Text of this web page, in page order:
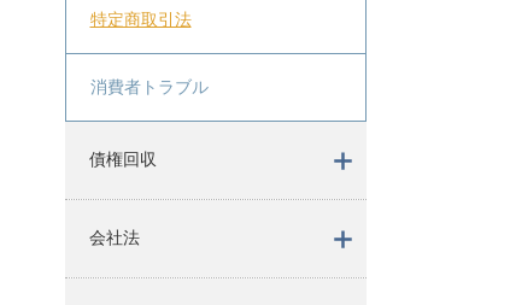
特定商取引法
消費者トラブル
債権回収
会社法